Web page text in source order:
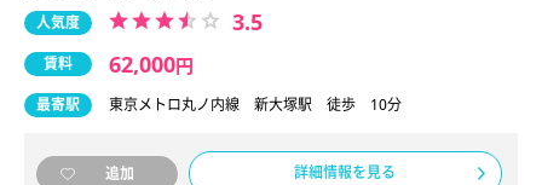
人気度 3.5
賃料 62,000円
最寄駅 東京メトロ丸ノ内線 新大塚駅 徒歩 10分
追加 詳細情報を見る